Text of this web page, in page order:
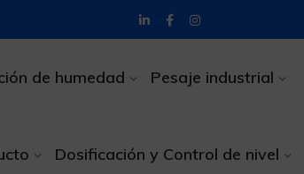
de humedad Pesaje industrial
Dosificación y Control de nivel